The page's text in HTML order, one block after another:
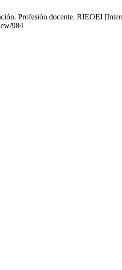
Profesión docente. RIEOEI
984